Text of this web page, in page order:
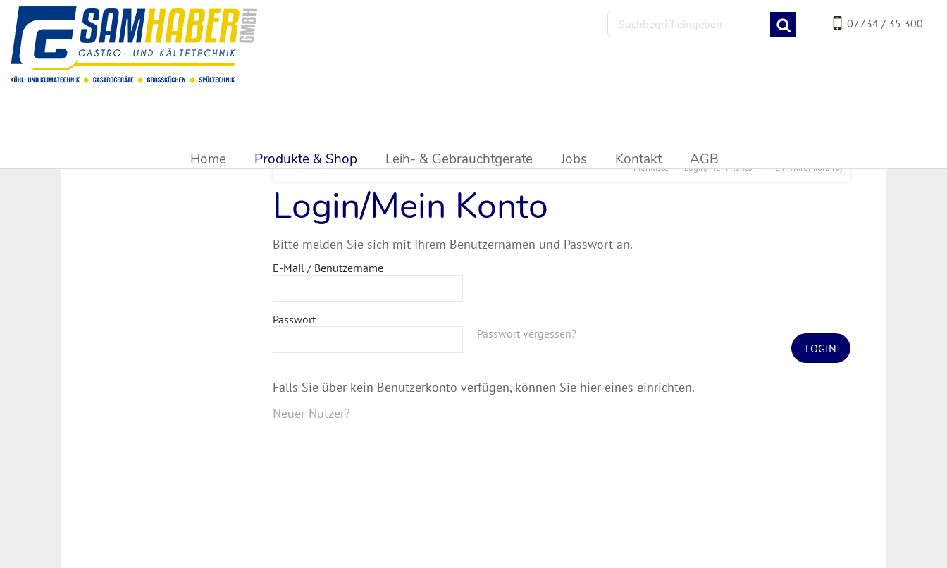
07734 / 35 300
Home Produkte & Shop Leih- & Gebrauchtgeräte Jobs Kontakt AGB Mein Warenkorb(0)
Login/Mein Konto
Merkliste
Login/Mein Konto
Bitte melden Sie sich mit Ihrem Benutzernamen und Passwort an.
E-Mail / Benutzername
Passwort
LOGIN
Passwort vergessen?
Falls Sie über kein Benutzerkonto verfügen, können Sie hier eines einrichten.
Neuer Nutzer?